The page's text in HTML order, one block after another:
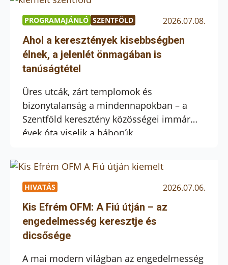
László Tamás történész tartott előadást a
Gyöngyösi Ferences Könyvtárban a
Múzeumok Éjszakája programsorozat
keretében. Előadásában arra hívta fel a
figyelmet, hogy Mohácsot nem […]
PROGRAMAJÁNLÓ SZENTFÖLD 2026.07.08.
Ahol a keresztények kisebbségben
élnek, a jelenlét önmagában is
tanúságtétel
Üres utcák, zárt templomok és
bizonytalanság a mindennapokban – a
Szentföld keresztény közösségei immár
évek óta viselik a háborúk
egyelőre nem térhetnek vissza a
megszokott útvonalakra, a helyiek a
megmaradásért küzdenek. Interjúnkban
arról beszélgettünk, hogyan látják a
helyzetet azok, akik rendszeres
kapcsolatban állnak a szentföldi
keresztény családokkal, és miért fontos,
hogy […]
HIVATÁS 2026.07.06.
Kis Efrém OFM: A Fiú útján – az
engedelmesség keresztje és
dicsősége
A mai modern világban az engedelmesség